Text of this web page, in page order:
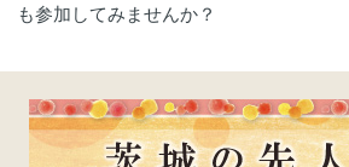
も参加してみませんか？